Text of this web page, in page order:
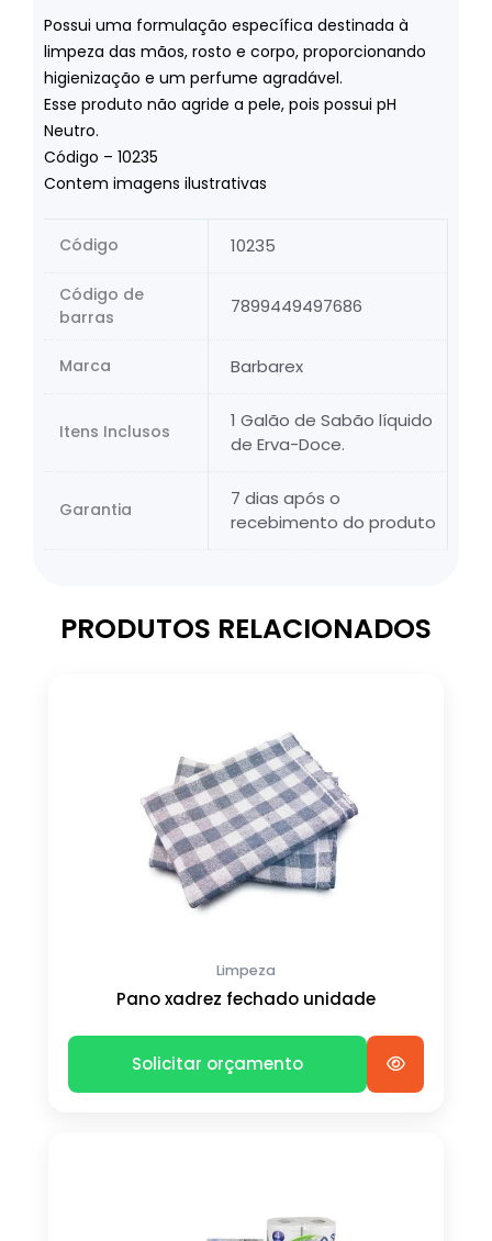
Possui uma formulação específica destinada à
limpeza das mãos, rosto e corpo, proporcionando
higienização e um perfume agradável.
Esse produto não agride a pele, pois possui pH
Neutro.
Código – 10235
Contem imagens ilustrativas
Código 10235
Código de
barras
7899449497686
Marca Barbarex
Itens Inclusos
1 Galão de Sabão líquido
de Erva-Doce.
Garantia
7 dias após o
recebimento do produto
PRODUTOS RELACIONADOS
Limpeza
Pano xadrez fechado unidade
Solicitar orçamento